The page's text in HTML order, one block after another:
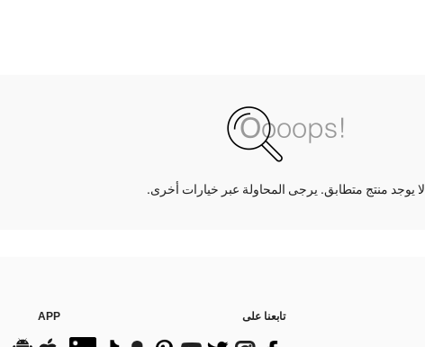
لا يوجد منتج متطابق. يرجى المحاولة عبر خيارات أخرى.
تابعنا على APP